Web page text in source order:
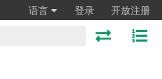
语言 登录 开放注册